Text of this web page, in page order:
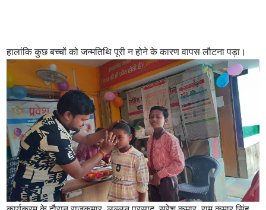
हालांकि कुछ बच्चों को जन्मतिथि पूरी न होने के कारण वापस लौटना पड़ा।